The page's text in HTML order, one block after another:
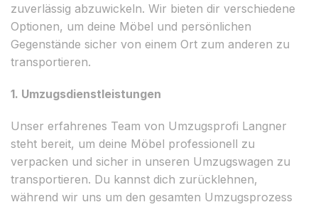
zuverlässig abzuwickeln. Wir bieten dir verschiedene
Optionen, um deine Möbel und persönlichen
Gegenstände sicher von einem Ort zum anderen zu
transportieren.
1. Umzugsdienstleistungen
Unser erfahrenes Team von Umzugsprofi Langner
steht bereit, um deine Möbel professionell zu
verpacken und sicher in unseren Umzugswagen zu
transportieren. Du kannst dich zurücklehnen,
während wir uns um den gesamten Umzugsprozess